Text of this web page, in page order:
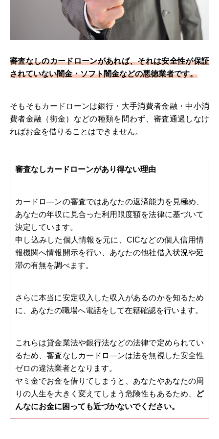
審査なしのカードローンがあれば、それは安全性が保証
されていない闇金・ソフト闇金などの悪徳業者です。
そもそもカードローンは銀行・大手消費者金融・中小消
費者金融（街金）などの種類を問わず、審査通過しなけ
ればお金を借りることはできません。
審査なしカードローンがあり得ない理由
カードロ―ンの審査ではあなたの返済能力を見極め、
あなたの年収に見合った利用限度額を法律に基づいて
決定しています。
申し込みした個人情報を元に、CICなどの個人信用情
報機関へ情報開示を行い、あなたの他社借入状況や延
滞の有無を調べます。
さらに本当に安定収入した収入があるのかを知るため
に、あなたの職場へ電話をして在籍確認を行います。
これらは貸金業法や銀行法などの法律で定められてい
るため、審査なしカードロ―ンは法を無視した安全性
ゼロの違法業者となります。
ヤミ金でお金を借りてしまうと、あなたやあなたの周
りの人生を大きく変えてしまう危険性もあるため、
ど
んなにお金に困っても近づかないでください。